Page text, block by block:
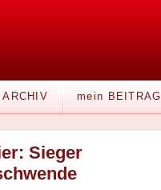
ARCHIV mein BEITRAG
Sieger